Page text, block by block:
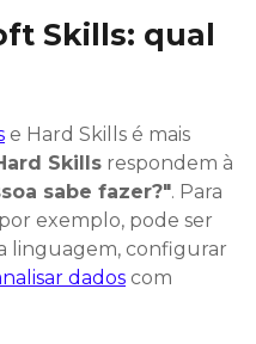
Skills: qual
e Hard Skills é mais
Skills respondem à
sabe fazer?". Para
exemplo, pode ser
linguagem, configurar
dados com